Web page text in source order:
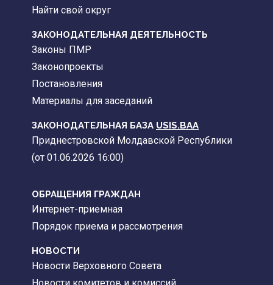
Найти свой округ
ЗАКОНОДАТЕЛЬНАЯ ДЕЯТЕЛЬНОСТЬ
Законы ПМР
Законопроекты
Постановления
Материалы для заседаний
ЗАКОНОДАТЕЛЬНАЯ БАЗА USIS.BAA
Приднестровской Молдавской Республики
(от 01.06.2026 16:00)
ОБРАЩЕНИЯ ГРАЖДАН
Интернет-приемная
Порядок приема и рассмотрения
НОВОСТИ
Новости Верховного Совета